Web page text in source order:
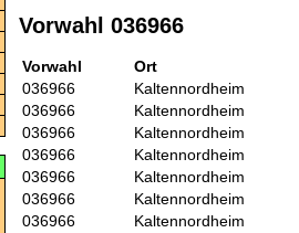
Vorwahl 036966
Vorwahl
Ort
036966
Kaltennordheim
036966
Kaltennordheim
036966
Kaltennordheim
036966
Kaltennordheim
036966
Kaltennordheim
036966
Kaltennordheim
036966
Kaltennordheim